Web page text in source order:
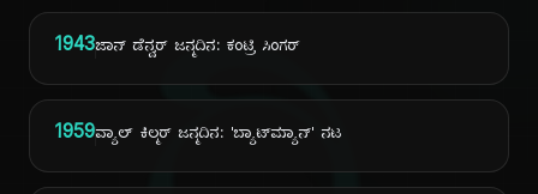
1943ಜಾನ್ ಡೆನ್ವರ್ ಜನ್ಮದಿನ: ಕಂಟ್ರಿ ಸಿಂಗರ್
1959ವ್ಯಾಲ್ ಕಿಲ್ಮರ್ ಜನ್ಮದಿನ: 'ಬ್ಯಾಟ್‌ಮ್ಯಾನ್' ನಟ